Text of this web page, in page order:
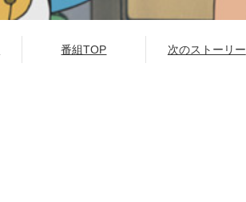
番組TOP 次のストーリー